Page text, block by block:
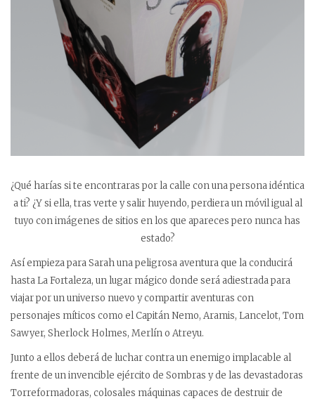
¿Qué harías si te encontraras por la calle con una persona idéntica
a ti? ¿Y si ella, tras verte y salir huyendo, perdiera un móvil igual al
tuyo con imágenes de sitios en los que apareces pero nunca has
estado?
Así empieza para Sarah una peligrosa aventura que la conducirá
hasta La Fortaleza, un lugar mágico donde será adiestrada para
viajar por un universo nuevo y compartir aventuras con
personajes míticos como el Capitán Nemo, Aramis, Lancelot, Tom
Sawyer, Sherlock Holmes, Merlín o Atreyu.
Junto a ellos deberá de luchar contra un enemigo implacable al
frente de un invencible ejército de Sombras y de las devastadoras
Torreformadoras, colosales máquinas capaces de destruir de